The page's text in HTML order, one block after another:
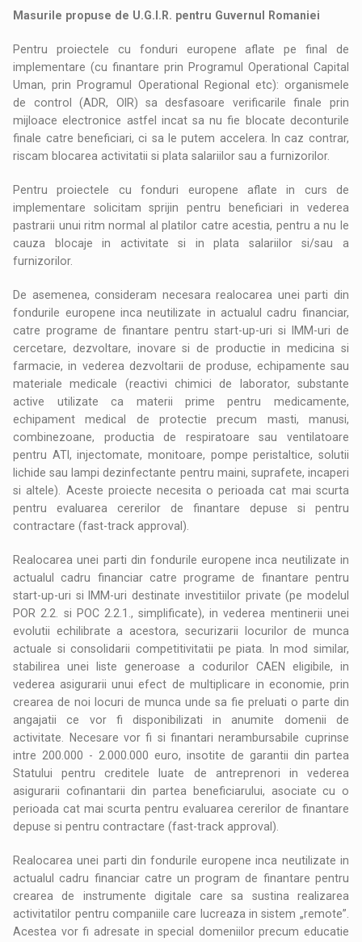
Masurile propuse de U.G.I.R. pentru Guvernul Romaniei
Pentru proiectele cu fonduri europene aflate pe final de
implementare (cu finantare prin Programul Operational Capital
Uman, prin Programul Operational Regional etc): organismele
de control (ADR, OIR) sa desfasoare verificarile finale prin
mijloace electronice astfel incat sa nu fie blocate deconturile
finale catre beneficiari, ci sa le putem accelera. In caz contrar,
riscam blocarea activitatii si plata salariilor sau a furnizorilor.
Pentru proiectele cu fonduri europene aflate in curs de
implementare solicitam sprijin pentru beneficiari in vederea
pastrarii unui ritm normal al platilor catre acestia, pentru a nu le
cauza blocaje in activitate si in plata salariilor si/sau a
furnizorilor.
De asemenea, consideram necesara realocarea unei parti din
fondurile europene inca neutilizate in actualul cadru financiar,
catre programe de finantare pentru start-up-uri si IMM-uri de
cercetare, dezvoltare, inovare si de productie in medicina si
farmacie, in vederea dezvoltarii de produse, echipamente sau
materiale medicale (reactivi chimici de laborator, substante
active utilizate ca materii prime pentru medicamente,
echipament medical de protectie precum masti, manusi,
combinezoane, productia de respiratoare sau ventilatoare
pentru ATI, injectomate, monitoare, pompe peristaltice, solutii
lichide sau lampi dezinfectante pentru maini, suprafete, incaperi
si altele). Aceste proiecte necesita o perioada cat mai scurta
pentru evaluarea cererilor de finantare depuse si pentru
contractare (fast-track approval).
Realocarea unei parti din fondurile europene inca neutilizate in
actualul cadru financiar catre programe de finantare pentru
start-up-uri si IMM-uri destinate investitiilor private (pe modelul
POR 2.2. si POC 2.2.1., simplificate), in vederea mentinerii unei
evolutii echilibrate a acestora, securizarii locurilor de munca
actuale si consolidarii competitivitatii pe piata. In mod similar,
stabilirea unei liste generoase a codurilor CAEN eligibile, in
vederea asigurarii unui efect de multiplicare in economie, prin
crearea de noi locuri de munca unde sa fie preluati o parte din
angajatii ce vor fi disponibilizati in anumite domenii de
activitate. Necesare vor fi si finantari nerambursabile cuprinse
intre 200.000 - 2.000.000 euro, insotite de garantii din partea
Statului pentru creditele luate de antreprenori in vederea
asigurarii cofinantarii din partea beneficiarului, asociate cu o
perioada cat mai scurta pentru evaluarea cererilor de finantare
depuse si pentru contractare (fast-track approval).
Realocarea unei parti din fondurile europene inca neutilizate in
actualul cadru financiar catre un program de finantare pentru
crearea de instrumente digitale care sa sustina realizarea
activitatilor pentru companiile care lucreaza in sistem „remote”.
Acestea vor fi adresate in special domeniilor precum educatie